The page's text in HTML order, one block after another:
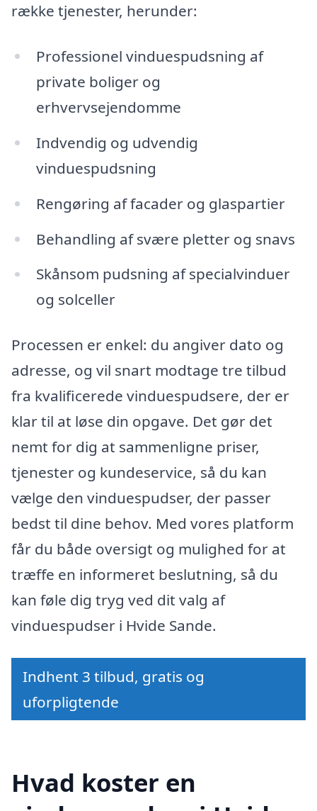
række tjenester, herunder:
Professionel vinduespudsning af
private boliger og
erhvervsejendomme
Indvendig og udvendig
vinduespudsning
Rengøring af facader og glaspartier
Behandling af svære pletter og snavs
Skånsom pudsning af specialvinduer
og solceller
Processen er enkel: du angiver dato og
adresse, og vil snart modtage tre tilbud
fra kvalificerede vinduespudsere, der er
klar til at løse din opgave. Det gør det
nemt for dig at sammenligne priser,
tjenester og kundeservice, så du kan
vælge den vinduespudser, der passer
bedst til dine behov. Med vores platform
får du både oversigt og mulighed for at
træffe en informeret beslutning, så du
kan føle dig tryg ved dit valg af
vinduespudser i Hvide Sande.
Indhent 3 tilbud, gratis og
uforpligtende
Hvad koster en